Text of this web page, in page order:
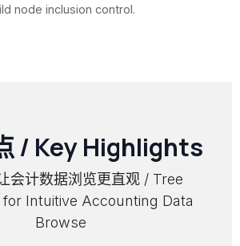
node inclusion control.
/ Key Highlights
会计数据浏览更直观 / Tree
for Intuitive Accounting Data
Browse